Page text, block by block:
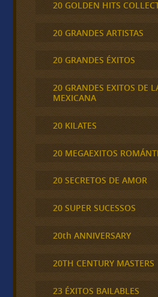
20 GOLDEN HITS
20 GRANDES ARTISTAS
20 GRANDES ÉXITOS
20 GRANDES EXITOS DE
MEXICANA
20 KILATES
20 MEGAEXITOS
20 SECRETOS DE AMOR
20 SUPER SUCESSOS
20th ANNIVERSARY
20TH CENTURY MASTERS
23 ÉXITOS BAILABLES